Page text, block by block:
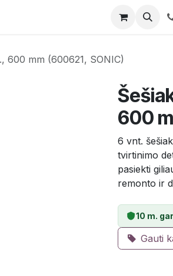
600 mm (600621, SONIC)
600
6 vnt.
tvirtinimo
pasiekti
remonto ir
10 m.
Gauti